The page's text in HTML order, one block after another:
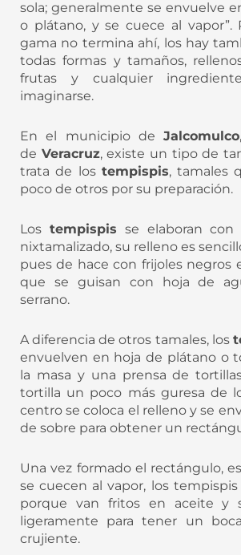
sola; generalmente se envuelve
o plátano, y se cuece al vapor”.
gama no termina ahí, los hay
todas formas y tamaños,
frutas y cualquier
imaginarse.
En el municipio deJalcomulco
de Veracruz, existe un tipo de
trata de los tempispis, tamales
poco de otros por su preparación.
Los tempispisse elaboran
nixtamalizado, su relleno es
pues de hace con frijoles negros
que se guisan con hoja de
serrano.
A diferencia de otros tamales, los
envuelven en hoja de plátano o
la masa y una prensa de
tortilla un poco más guresa de
centro se coloca el relleno y se
de sobre para obtener un
Una vez formado el rectángulo,
se cuecen al vapor, los tempispis
porque van fritos en aceite y
ligeramente para tener un
crujiente.